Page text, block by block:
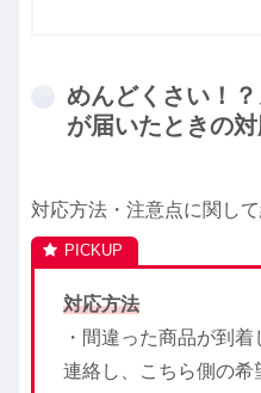
めんどくさい！
が届いたときの
対応方法・注意点に関し
対応方法
・間違った商品が到
連絡し、こちら側の希